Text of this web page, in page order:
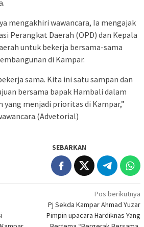
mengakhiri wawancara, Ia mengajak
Perangkat Daerah (OPD) dan Kepala
untuk bekerja bersama-sama
di Kampar.
sama. Kita ini satu sampan dan
bersama bapak Hambali dalam
yang menjadi prioritas di Kampar,”
SEBARKAN
Pos berikutnya
Pj Sekda Kampar Ahmad Yuzar
Pimpin upacara Hardiknas Yang